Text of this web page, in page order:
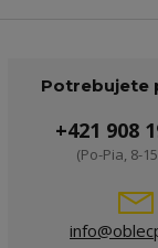
Potrebujete
+421 908
(Po-Pia, 8-